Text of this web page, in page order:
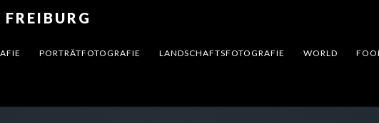
PORTRÄTFOTOGRAFIE LANDSCHAFTSFOTOGRAFIE WORLD